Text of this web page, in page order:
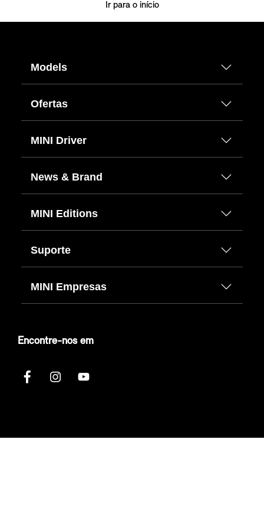
Ir para o início
Models
Ofertas
MINI Driver
News & Brand
MINI Editions
Suporte
MINI Empresas
Encontre-nos em